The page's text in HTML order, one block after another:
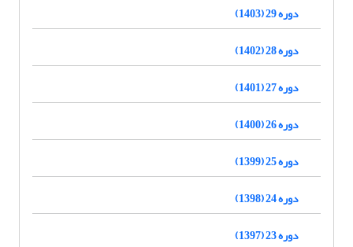
دوره 29 (1403)
دوره 28 (1402)
دوره 27 (1401)
دوره 26 (1400)
دوره 25 (1399)
دوره 24 (1398)
دوره 23 (1397)